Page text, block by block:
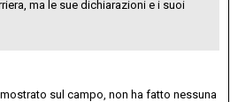
ma le sue dichiarazioni e i suoi
sul campo, non ha fatto nessuna